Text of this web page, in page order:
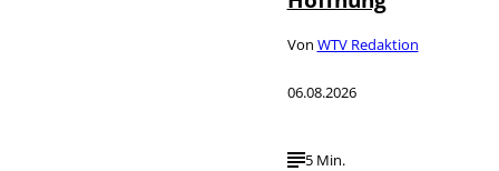
Von WTV Redaktion
06.08.2026
5 Min.